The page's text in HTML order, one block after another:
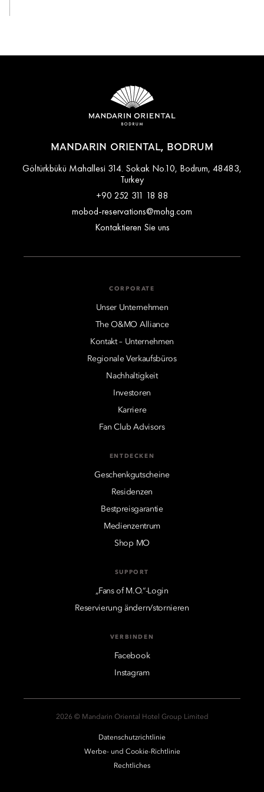
MANDARIN ORIENTAL, BODRUM
Göltürkbükü Mahallesi 314. Sokak No.10, Bodrum, 48483,
Turkey
+90 252 311 18 88
mobod-reservations@mohg.com
Kontaktieren Sie uns
CORPORATE
Unser Unternehmen
The O&MO Alliance
Kontakt – Unternehmen
Regionale Verkaufsbüros
Nachhaltigkeit
Investoren
Karriere
Fan Club Advisors
ENTDECKEN
Geschenkgutscheine
Residenzen
Bestpreisgarantie
Medienzentrum
Shop MO
SUPPORT
„Fans of M.O.“-Login
Reservierung ändern/stornieren
VERBINDEN
Facebook
Instagram
2026 © Mandarin Oriental Hotel Group Limited
Datenschutzrichtlinie
Werbe- und Cookie-Richtlinie
Rechtliches